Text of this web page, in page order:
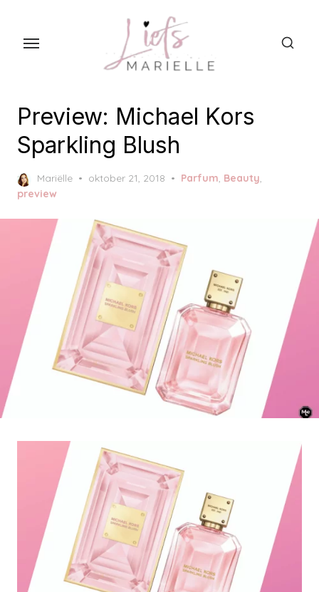
Preview: Michael Kors
Sparkling Blush
Mariëlle
P
e
d
o
n
oktober 21, 2018 Parfum, Beauty,
preview